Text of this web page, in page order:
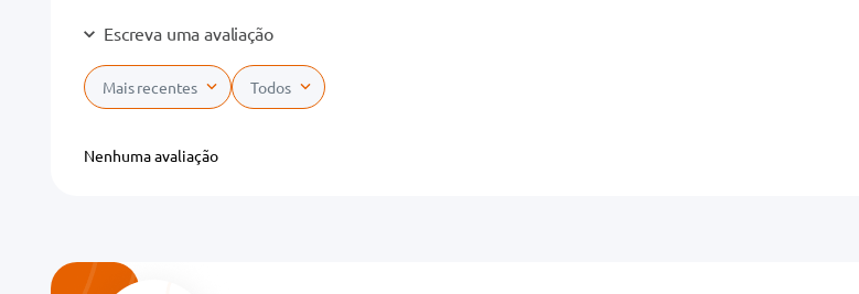
Escreva uma avaliação
Adicionar avaliação
Avalie o produto de 1 a 5 estrelas
Mais recentes Todos
Nenhuma avaliação